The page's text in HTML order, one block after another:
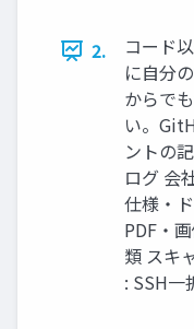
2.
コード
に自分
からで
い。
ントの
ログ 会
仕様・
PDF・
類 スキ
: SSH